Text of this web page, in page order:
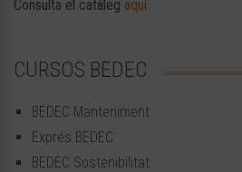
Consulta el catàleg aquí
CURSOS BEDEC
BEDEC Manteniment
Exprés BEDEC
BEDEC Sostenibilitat